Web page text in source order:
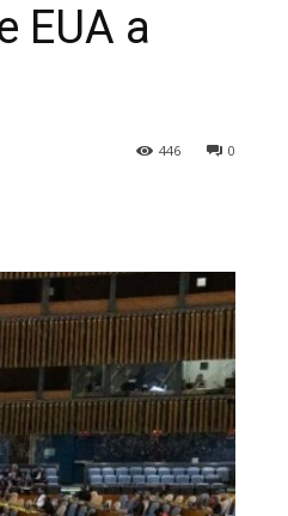
EUA a
0
446